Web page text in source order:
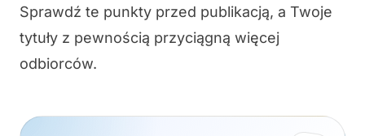
Sprawdź te punkty przed publikacją, a Twoje
tytuły z pewnością przyciągną więcej
odbiorców.